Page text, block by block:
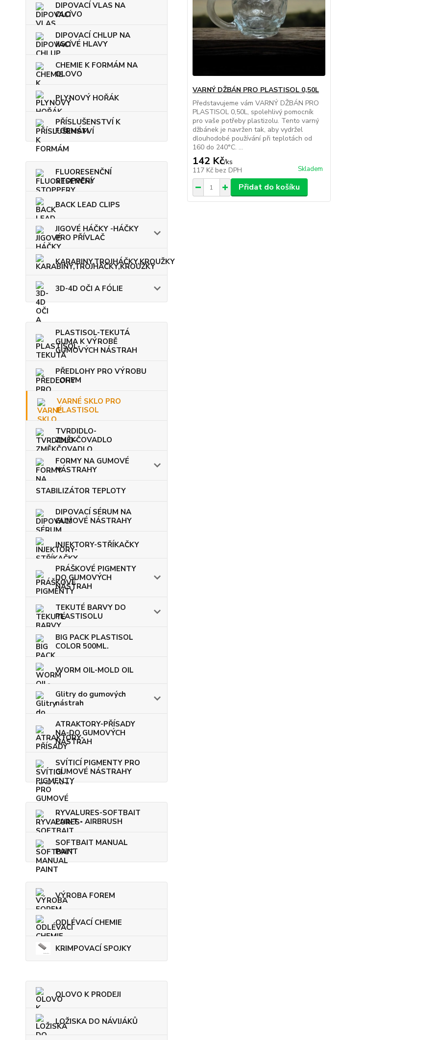
DIPOVACÍ VLAS NA
OLOVO
DIPOVACÍ CHLUP NA
JIGOVÉ HLAVY
CHEMIE K FORMÁM NA
OLOVO
PLYNOVÝ HOŘÁK
PŘÍSLUŠENSTVÍ K
FORMÁM
FLUORESENČNÍ
STOPPERY
BACK LEAD CLIPS
JIGOVÉ HÁČKY -HÁČKY
PRO PŘÍVLAČ
KARABINY,TROJHÁČKY,KROUŽKY
3D-4D OČI A FÓLIE
PLASTISOL-TEKUTÁ
GUMA K VÝROBĚ
GUMOVÝCH NÁSTRAH
PŘEDLOHY PRO VÝROBU
FOREM
VARNÉ SKLO PRO
PLASTISOL
TVRDIDLO-
ZMĚKČOVADLO
FORMY NA GUMOVÉ
NÁSTRAHY
STABILIZÁTOR TEPLOTY
DIPOVACÍ SÉRUM NA
GUMOVÉ NÁSTRAHY
INJEKTORY-STŘÍKAČKY
PRÁŠKOVÉ PIGMENTY
DO GUMOVÝCH
NÁSTRAH
TEKUTÉ BARVY DO
PLASTISOLU
BIG PACK PLASTISOL
COLOR 500ML.
WORM OIL-MOLD OIL
Glitry do gumových
nástrah
ATRAKTORY-PŘÍSADY
NA-DO GUMOVÝCH
NÁSTRAH
SVÍTICÍ PIGMENTY PRO
GUMOVÉ NÁSTRAHY
RYVALURES-SOFTBAIT
PAINT - AIRBRUSH
SOFTBAIT MANUAL
PAINT
VÝROBA FOREM
ODLÉVACÍ CHEMIE
KRIMPOVACÍ SPOJKY
OLOVO K PRODEJI
LOŽISKA DO NÁVIJÁKŮ
VARNÝ DŽBÁN PRO PLASTISOL 0,50L
Představujeme vám VARNÝ DŽBÁN PRO
PLASTISOL 0,50L, spolehlivý pomocník
pro vaše potřeby plastizolu. Tento varný
džbánek je navržen tak, aby vydržel
dlouhodobé používání při teplotách od
160 do 240°C. ...
142 Kč/ks
117 Kč bez DPH Skladem
Přidat do košíku